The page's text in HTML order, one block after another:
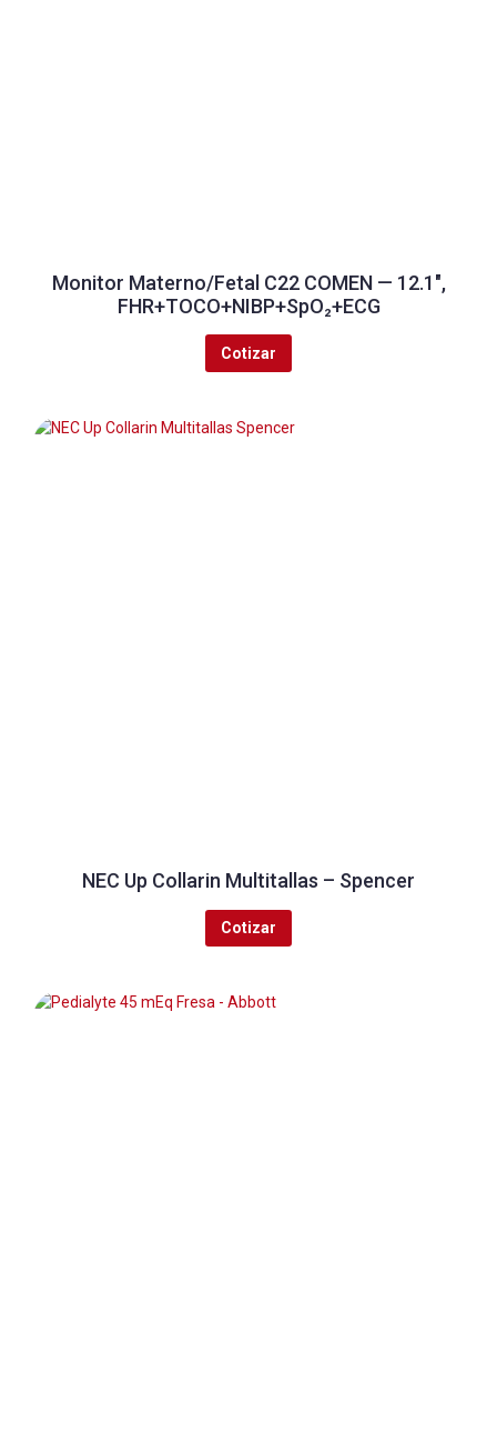
Monitor Materno/Fetal C22 COMEN — 12.1″,
FHR+TOCO+NIBP+SpO₂+ECG
Cotizar
NEC Up Collarin Multitallas – Spencer
Cotizar